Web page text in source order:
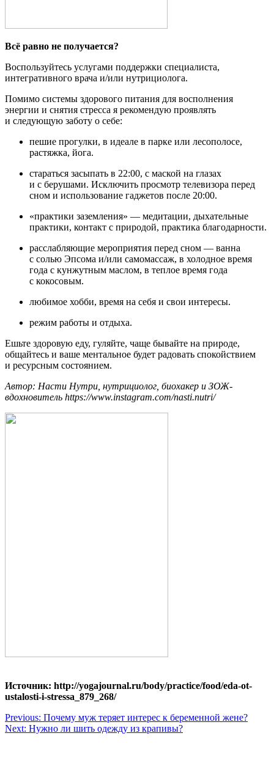
Всё равно не получается?
Воспользуйтесь услугами поддержки специалиста,
интегративного врача и/или нутрициолога.
Помимо системы здорового питания для восполнения
энергии и снятия стресса я рекомендую проявлять
и следующую заботу о себе:
пешие прогулки, в идеале в парке или лесополосе,
растяжка, йога.
стараться засыпать в 22:00, с маской на глазах
и с берушами. Исключить просмотр телевизора перед
сном и использование гаджетов после 20:00.
«практики заземления» — медитации, дыхательные
практики, контакт с природой, практика благодарности.
расслабляющие мероприятия перед сном — ванна
с солью Эпсома и/или самомассаж, в холодное время
года с кунжутным маслом, в теплое время года
с кокосовым.
любимое хобби, время на себя и свои интересы.
режим работы и отдыха.
Ешьте здоровую еду, гуляйте, чаще бывайте на природе,
общайтесь и ваше ментальное будет радовать спокойствием
и ресурсным состоянием.
Автор: Насти Нутри, нутрициолог, биохакер и ЗОЖ-
вдохновитель https://www.instagram.com/nasti.nutri/
Источник: http://yogajournal.ru/body/practice/food/eda-ot-
ustalosti-i-stressa_879_268/
Навигация
по
Previous: Почему муж теряет интерес к беременной жене?
Next: Нужно ли шить одежду из крапивы?